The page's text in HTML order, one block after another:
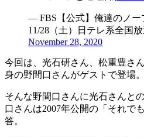
— FBS【公式】俺達のノ
11/28（土）日テレ系全国放
November 28, 2020
今回は、光石研さん、松重豊さ
身の野間口さんがゲストで登場。
そんな野間口さんに光石さんと
口さんは2007年公開の「それで
答。